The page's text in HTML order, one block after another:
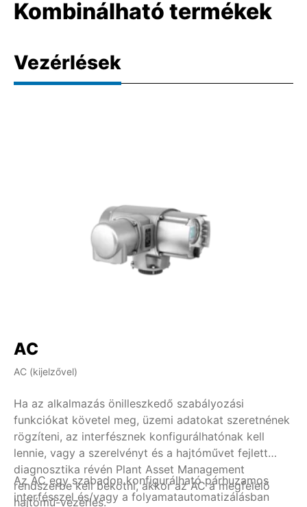
Kombinálható termékek
Vezérlések
AC
AC (kijelzővel)
Ha az alkalmazás önilleszkedő szabályozási
funkciókat követel meg, üzemi adatokat szeretnének
rögzíteni, az interfésznek konfigurálhatónak kell
lennie, vagy a szerelvényt és a hajtóművet fejlett
diagnosztika révén Plant Asset Management
rendszerbe kell bekötni, akkor az AC a megfelelő
hajtómű-vezérlés.
Az AC egy szabadon konfigurálható párhuzamos
interfésszel és/vagy a folyamatautomatizálásban